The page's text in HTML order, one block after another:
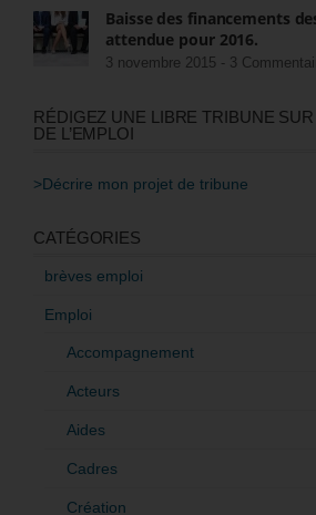
Baisse des financements
attendue pour 2016.
3 novembre 2015 - 3
RÉDIGEZ UNE LIBRE TRIBUNE
DE L’EMPLOI
>Décrire mon projet de tribune
CATÉGORIES
brèves emploi
Emploi
Accompagnement
Acteurs
Aides
Cadres
Création